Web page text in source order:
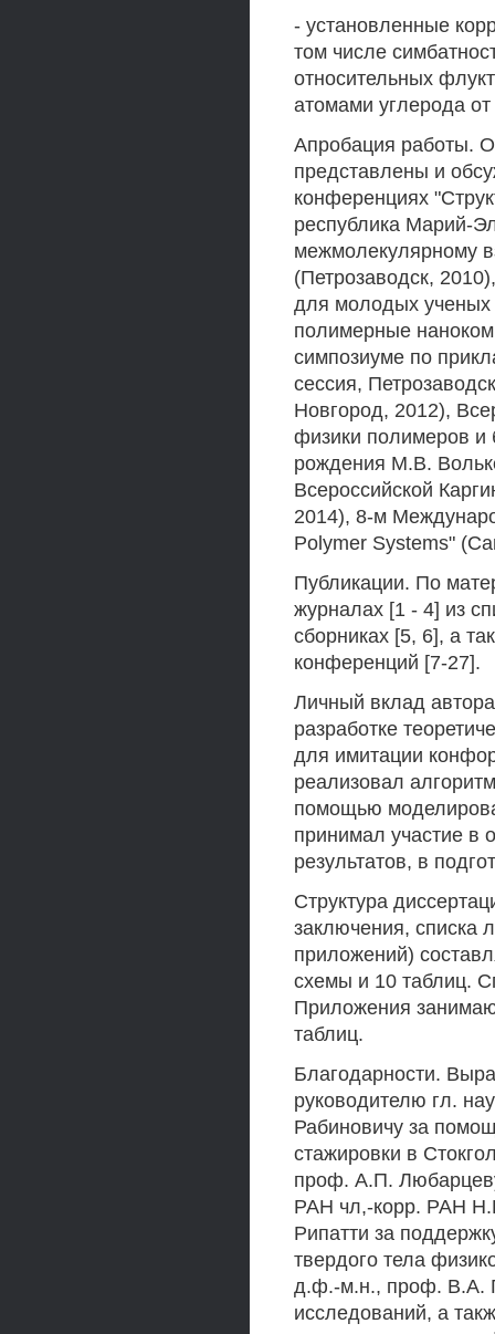
- установленные
том числе
относительных
атомами углерода
Апробация работы.
представлены и
конференциях
республика Марий-
межмолекулярному
(Петрозаводск,
для молодых
полимерные
симпозиуме по
сессия,
Новгород, 2012),
физики полимеров и
рождения М.В.
Всероссийской
2014), 8-м
Polymer Systems"
Публикации. По
журналах [1 - 4] из
сборниках [5, 6], а
конференций [7-27].
Личный вклад
разработке
для имитации
реализовал
помощью
принимал участие в
результатов, в
Структура
заключения, списка
приложений)
схемы и 10 таблиц.
Приложения
таблиц.
Благодарности.
руководителю гл.
Рабиновичу за
стажировки в
проф. А.П.
РАН чл,-корр. РАН
Рипатти за
твердого тела
д.ф.-м.н., проф. В.А.
исследований, а